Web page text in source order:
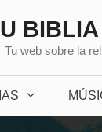
Tu web sobre la